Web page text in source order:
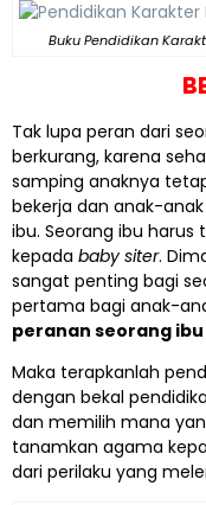
Buku Pendidikan
Tak lupa peran dari
berkurang, karena
samping anaknya
bekerja dan anak-
ibu. Seorang ibu
kepada baby siter.
sangat penting bagi
pertama bagi anak-
peranan seorang ibu
Maka terapkanlah
dengan bekal
dan memilih mana
tanamkan agama
dari perilaku yang